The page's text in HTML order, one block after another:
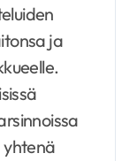
ja
yhtenä